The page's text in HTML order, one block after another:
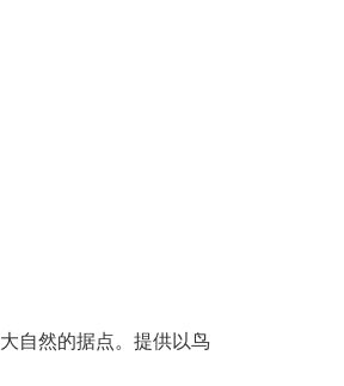
自然的据点。提供以鸟